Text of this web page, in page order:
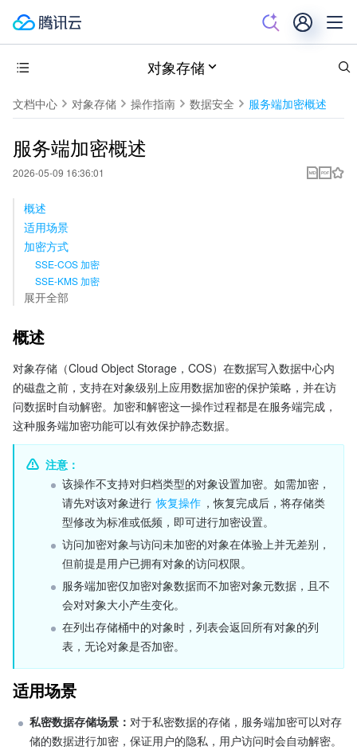
对象存储
文档中心 对象存储 操作指南 数据安全 服务端加密概述
服务端加密概述
2026-05-09 16:36:01
概述
适用场景
加密方式
SSE-COS 加密
SSE-KMS 加密
展开全部
概述
对象存储（Cloud Object Storage，COS）在数据写入数据中心内
的磁盘之前，支持在对象级别上应用数据加密的保护策略，并在访
问数据时自动解密。加密和解密这一操作过程都是在服务端完成，
这种服务端加密功能可以有效保护静态数据。
注意：
该操作不支持对归档类型的对象设置加密。如需加密，
请先对该对象进行 恢复操作 ，恢复完成后，将存储类
型修改为标准或低频，即可进行加密设置。
访问加密对象与访问未加密的对象在体验上并无差别，
但前提是用户已拥有对象的访问权限。
服务端加密仅加密对象数据而不加密对象元数据，且不
会对对象大小产生变化。
在列出存储桶中的对象时，列表会返回所有对象的列
表，无论对象是否加密。
适用场景
私密数据存储场景： 对于私密数据的存储，服务端加密可以对存
储的数据进行加密，保证用户的隐私，用户访问时会自动解密。